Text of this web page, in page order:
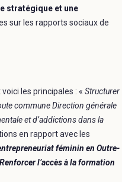
stratégique et une
sur les rapports sociaux de
les principales : « Structurer
commune Direction générale
et d’addictions dans la
en rapport avec les
féminin en Outre-
Renforcer l’accès à la formation